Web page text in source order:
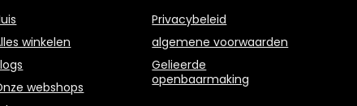
winkelen
webshops
Privacybeleid
algemene voorwaarden
Gelieerde
openbaarmaking